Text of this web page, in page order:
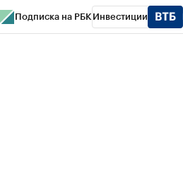
Подписка на РБК Инвестиции